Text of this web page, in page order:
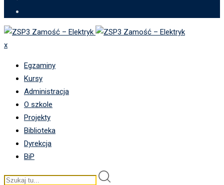
x
Egzaminy
Kursy
Administracja
O szkole
Projekty
Biblioteka
Dyrekcja
BiP